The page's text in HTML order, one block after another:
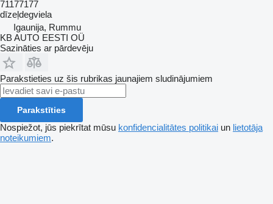
71177177
dīzeļdegviela
Igaunija, Rummu
KB AUTO EESTI OÜ
Sazināties ar pārdevēju
Parakstieties uz šis rubrikas jaunajiem sludinājumiem
Parakstīties
Nospiežot, jūs piekrītat mūsu konfidencialitātes politikai un lietotāja
noteikumiem.